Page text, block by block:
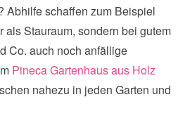
Abhilfe schaffen zum Beispiel
als Stauraum, sondern bei gutem
Co. auch noch anfällige
Pineca Gartenhaus aus Holz
nahezu in jeden Garten und